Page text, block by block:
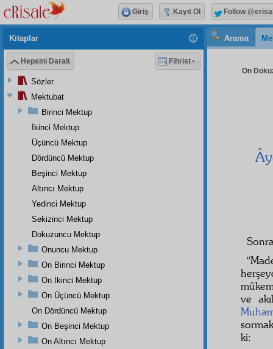
Arama
On
ve
ki:
Kitaplar
Hepsini Daralt Fihrist
Sözler
Mektubat
Birinci Mektup
İkinci Mektup
Üçüncü Mektup
Dördüncü Mektup
Beşinci Mektup
Altıncı Mektup
Yedinci Mektup
Sekizinci Mektup
Dokuzuncu Mektup
Onuncu Mektup
On Birinci Mektup
On İkinci Mektup
On Üçüncü Mektup
On Dördüncü Mektup
On Beşinci Mektup
On Altıncı Mektup
Giriş Kayıt Ol Follow